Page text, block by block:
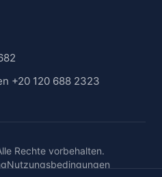
+20 120 688 2323
Rechte vorbehalten.
Nutzungsbedingungen